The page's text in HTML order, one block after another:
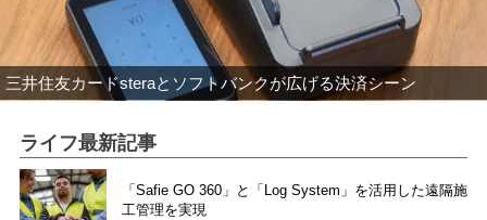
三井住友カードsteraとソフトバンクが広げる決済シーン
ライフ最新記事
「Safie GO 360」と「Log System」を活用した遠隔施
工管理を実現